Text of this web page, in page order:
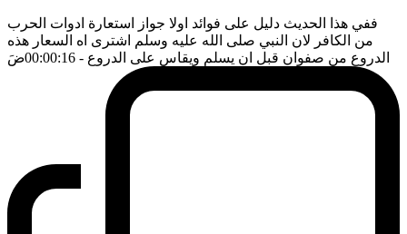
ففي هذا الحديث دليل على فوائد اولا جواز استعارة ادوات الحرب
من الكافر لان النبي صلى الله عليه وسلم اشترى اه السعار هذه
الدروع من صفوان قبل ان يسلم ويقاس على الدروع - 00:00:16 ضَ